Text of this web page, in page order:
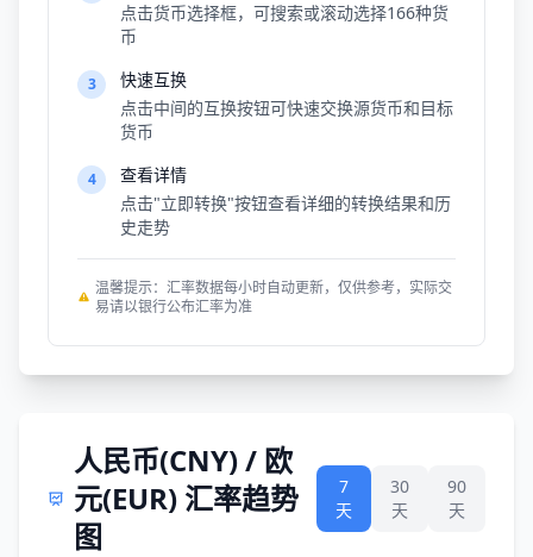
点击货币选择框，可搜索或滚动选择166种货
币
3
快速互换
点击中间的互换按钮可快速交换源货币和目标
货币
4
查看详情
点击"立即转换"按钮查看详细的转换结果和历
史走势
温馨提示：汇率数据每小时自动更新，仅供参考，实际交
易请以银行公布汇率为准
人民币(CNY) / 欧
元(EUR) 汇率趋势
图
7
天
30
天
90
天